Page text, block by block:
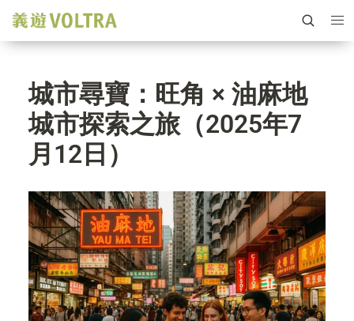
城市尋寶：旺角 × 油麻地
城市探索之旅（2025年7
月12日）